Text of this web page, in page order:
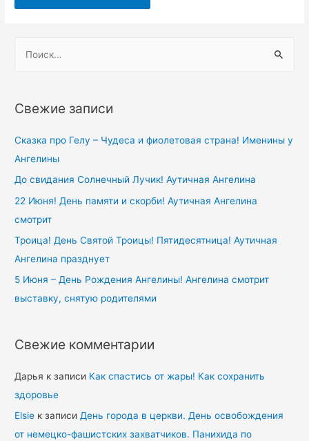
т
:
Свежие записи
Сказка про Гелу – Чудеса и фиолетовая страна! Именины у
Ангелины
До свидания Солнечный Лучик! Аутичная Ангелина
22 Июня! День памяти и скорби! Аутичная Ангелина
смотрит
Троица! День Святой Троицы! Пятидесятница! Аутичная
Ангелина празднует
5 Июня – День Рождения Ангелины! Ангелина смотрит
выставку, снятую родителями
Свежие комментарии
Дарья к записи Как спастись от жары! Как сохранить
здоровье
Elsie к записи День города в церкви. День освобождения
от немецко-фашистских захватчиков. Панихида по